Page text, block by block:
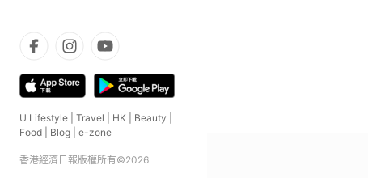
U Lifestyle Travel HK Beauty
Food
Blog e-zone
香港經濟日報版權所有©2026